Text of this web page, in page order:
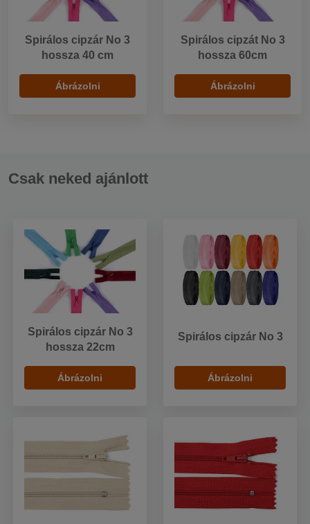
Spirálos cipzár No 3
hossza 40 cm
Ábrázolni
Spirálos cipzát No 3
hossza 60cm
Ábrázolni
Csak neked ajánlott
Spirálos cipzár No 3
hossza 22cm
Ábrázolni
Spirálos cipzár No 3
Ábrázolni